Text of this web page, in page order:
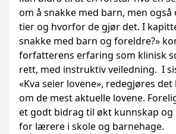
om å snakke med barn, men også
tier og hvorfor de gjør det. I
snakke med barn og foreldre?»
forfatterens erfaring som klinisk
rett, med instruktiv veiledning. I
«Kva seier lovene», redegjøres
om de mest aktuelle lovene.
et godt bidrag til økt kunnskap og
for lærere i skole og barnehage.